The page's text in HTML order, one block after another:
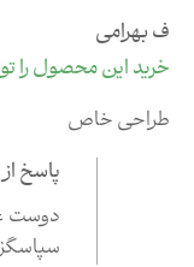
ف بهرامی
خرید این محصول را
طراحی خاص
پاسخ
دوست